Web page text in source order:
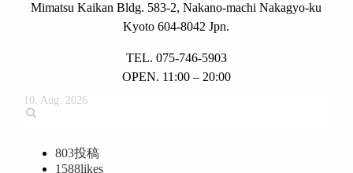
Mimatsu Kaikan Bldg. 583-2, Nakano-machi Nakagyo-ku
Kyoto 604-8042 Jpn.
TEL. 075-746-5903
OPEN. 11:00 – 20:00
10. Aug. 2026
803投稿
1588likes